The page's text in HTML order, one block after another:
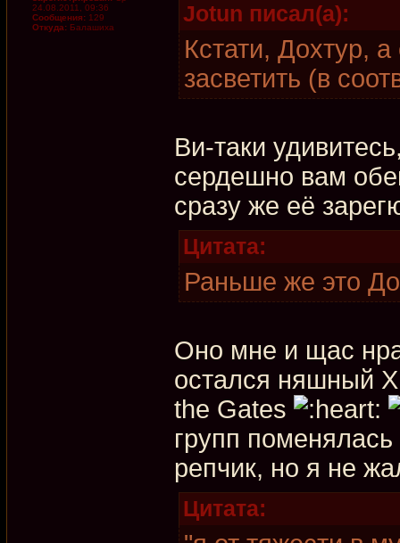
24.08.2011, 09:36
Сообщения: 129
Откуда: Балашиха
Jotun писал(а):
Кстати, Дохтур,
засветить (в
Ви-таки
сердешно вам
сразу же её
Цитата:
Раньше же это
Оно мне и щас
остался няшный
the Gates
групп
репчик, но я не
Цитата: